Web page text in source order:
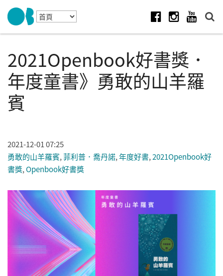
Skip to navigation
移至主內容
2021Openbook好書獎．
年度童書》勇敢的山羊羅
賓
2021-12-01 07:25
勇敢的山羊羅賓,菲利普．喬丹諾,年度好書,2021Openbook好
書獎,Openbook好書獎